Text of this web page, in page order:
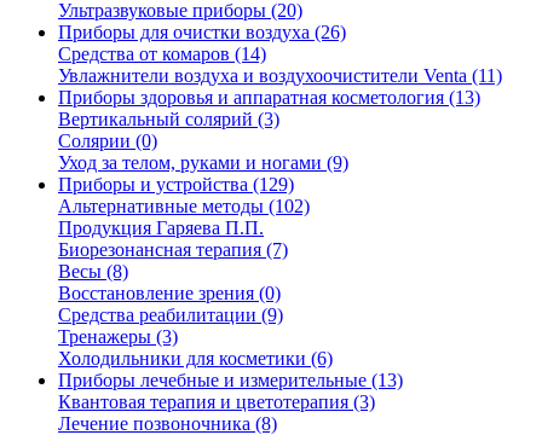
Ультразвуковые приборы (20)
Приборы для очистки воздуха (26)
Средства от комаров (14)
Увлажнители воздуха и воздухоочистители Venta (11)
Приборы здоровья и аппаратная косметология (13)
Вертикальный солярий (3)
Солярии (0)
Уход за телом, руками и ногами (9)
Приборы и устройства (129)
Альтернативные методы (102)
Продукция Гаряева П.П.
Биорезонансная терапия (7)
Весы (8)
Восстановление зрения (0)
Средства реабилитации (9)
Тренажеры (3)
Холодильники для косметики (6)
Приборы лечебные и измерительные (13)
Квантовая терапия и цветотерапия (3)
Лечение позвоночника (8)